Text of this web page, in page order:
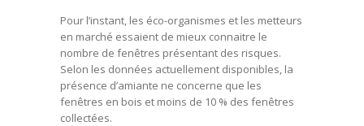
Pour l’instant, les éco-organismes et les metteurs
en marché essaient de mieux connaitre le
nombre de fenêtres présentant des risques.
Selon les données actuellement disponibles, la
présence d’amiante ne concerne que les
fenêtres en bois et moins de 10 % des fenêtres
collectées.